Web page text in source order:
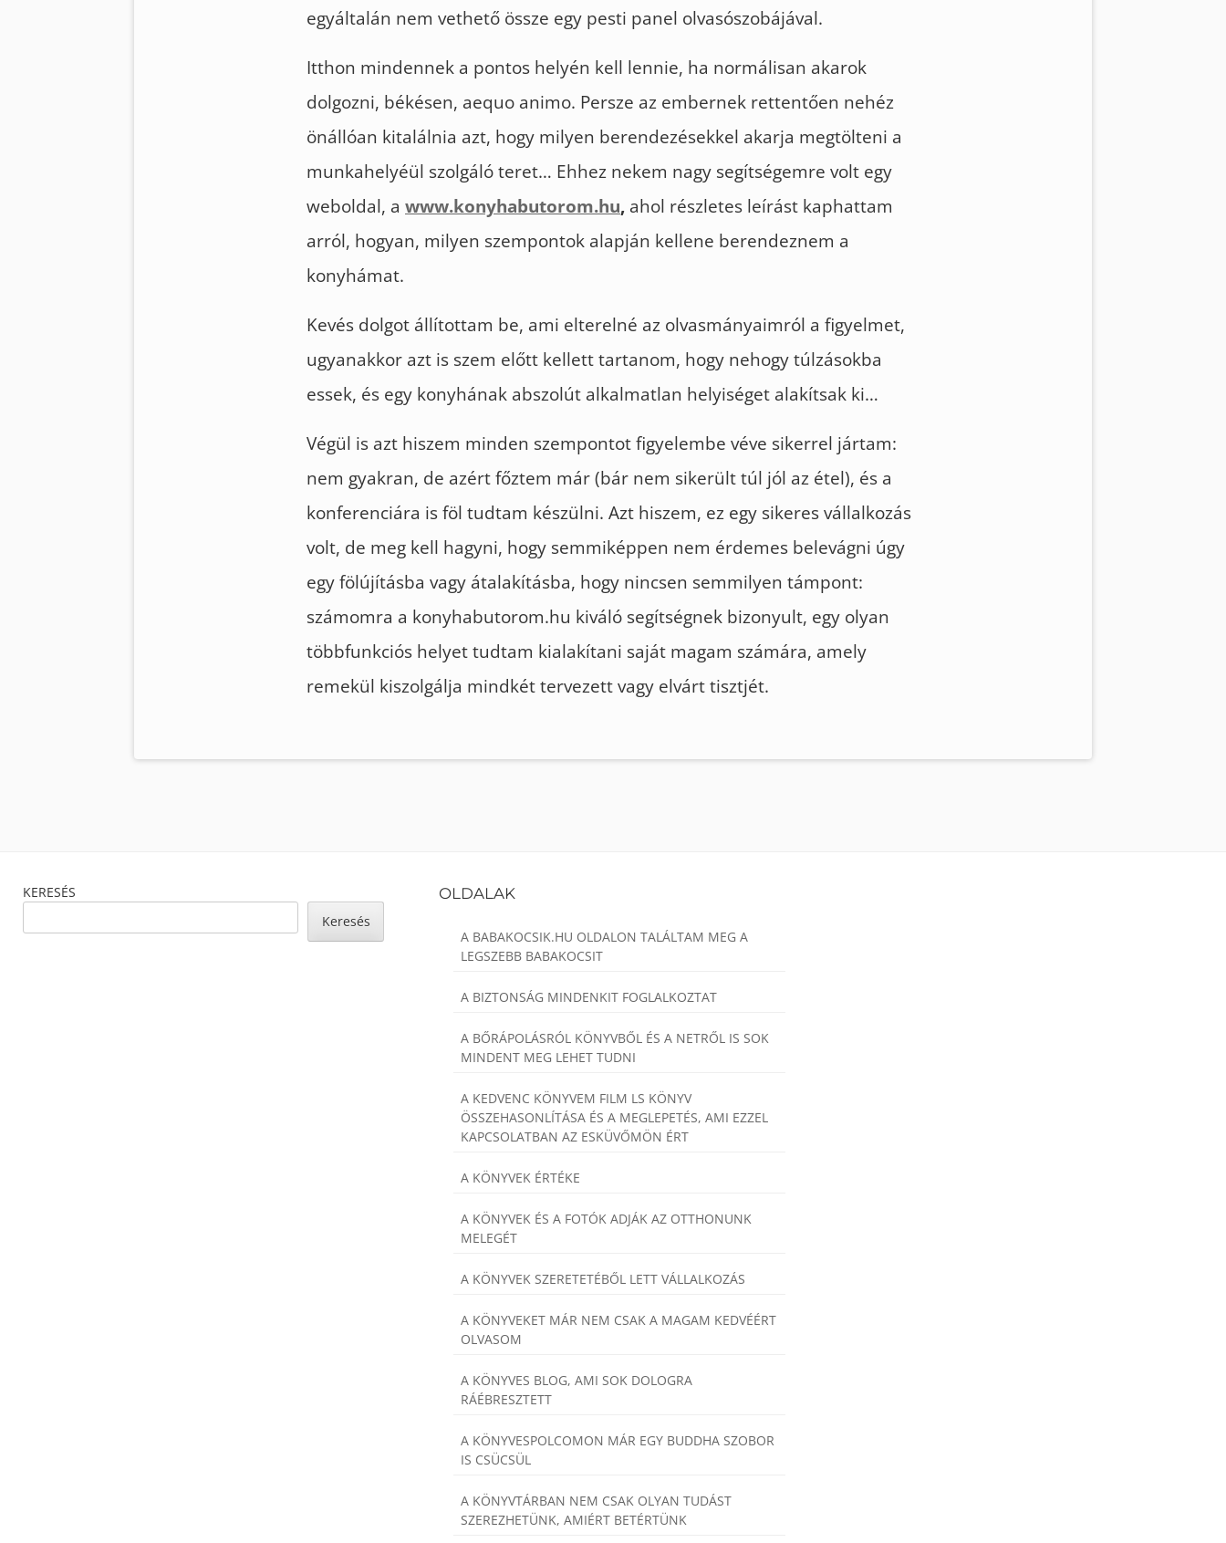
egyáltalán nem vethető össze egy pesti panel olvasószobájával.
Itthon mindennek a pontos helyén kell lennie, ha normálisan akarok
dolgozni, békésen, aequo animo. Persze az embernek rettentően nehéz
önállóan kitalálnia azt, hogy milyen berendezésekkel akarja megtölteni a
munkahelyéül szolgáló teret… Ehhez nekem nagy segítségemre volt egy
weboldal, a www.konyhabutorom.hu, ahol részletes leírást kaphattam
arról, hogyan, milyen szempontok alapján kellene berendeznem a
konyhámat.
Kevés dolgot állítottam be, ami elterelné az olvasmányaimról a figyelmet,
ugyanakkor azt is szem előtt kellett tartanom, hogy nehogy túlzásokba
essek, és egy konyhának abszolút alkalmatlan helyiséget alakítsak ki…
Végül is azt hiszem minden szempontot figyelembe véve sikerrel jártam:
nem gyakran, de azért főztem már (bár nem sikerült túl jól az étel), és a
konferenciára is föl tudtam készülni. Azt hiszem, ez egy sikeres vállalkozás
volt, de meg kell hagyni, hogy semmiképpen nem érdemes belevágni úgy
egy fölújításba vagy átalakításba, hogy nincsen semmilyen támpont:
számomra a konyhabutorom.hu kiváló segítségnek bizonyult, egy olyan
többfunkciós helyet tudtam kialakítani saját magam számára, amely
remekül kiszolgálja mindkét tervezett vagy elvárt tisztjét.
Footer
KERESÉS
Keresés
OLDALAK
A BABAKOCSIK.HU OLDALON TALÁLTAM MEG A
LEGSZEBB BABAKOCSIT
A BIZTONSÁG MINDENKIT FOGLALKOZTAT
A BŐRÁPOLÁSRÓL KÖNYVBŐL ÉS A NETRŐL IS SOK
MINDENT MEG LEHET TUDNI
A KEDVENC KÖNYVEM FILM LS KÖNYV
ÖSSZEHASONLÍTÁSA ÉS A MEGLEPETÉS, AMI EZZEL
KAPCSOLATBAN AZ ESKÜVŐMÖN ÉRT
A KÖNYVEK ÉRTÉKE
A KÖNYVEK ÉS A FOTÓK ADJÁK AZ OTTHONUNK
MELEGÉT
A KÖNYVEK SZERETETÉBŐL LETT VÁLLALKOZÁS
A KÖNYVEKET MÁR NEM CSAK A MAGAM KEDVÉÉRT
OLVASOM
A KÖNYVES BLOG, AMI SOK DOLOGRA
RÁÉBRESZTETT
A KÖNYVESPOLCOMON MÁR EGY BUDDHA SZOBOR
IS CSÜCSÜL
A KÖNYVTÁRBAN NEM CSAK OLYAN TUDÁST
SZEREZHETÜNK, AMIÉRT BETÉRTÜNK